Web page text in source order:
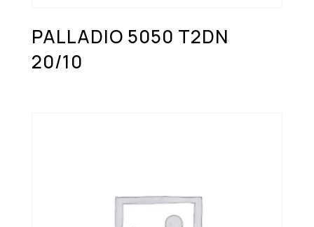
PALLADIO 5050 T2DN
20/10